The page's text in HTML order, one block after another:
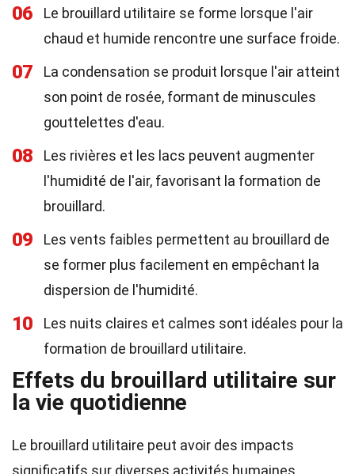
06
Le brouillard utilitaire se forme lorsque l'air
chaud et humide rencontre une surface froide.
07
La condensation se produit lorsque l'air atteint
son point de rosée, formant de minuscules
gouttelettes d'eau.
08
Les rivières et les lacs peuvent augmenter
l'humidité de l'air, favorisant la formation de
brouillard.
09
Les vents faibles permettent au brouillard de
se former plus facilement en empêchant la
dispersion de l'humidité.
10
Les nuits claires et calmes sont idéales pour la
formation de brouillard utilitaire.
Effets du brouillard utilitaire sur
la vie quotidienne
Le brouillard utilitaire peut avoir des impacts
significatifs sur diverses activités humaines.